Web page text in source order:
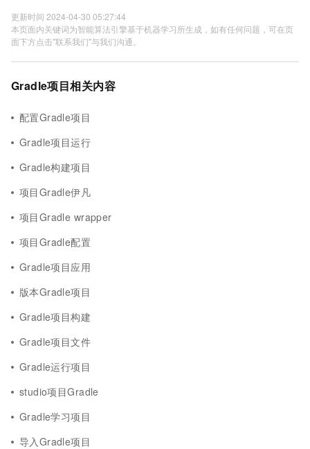
更新时间 2024-04-30 05:27:44
本页面内关键词为智能算法引擎基于机器学习所生成，如有任何问题，可在页
面下方点击"联系我们"与我们沟通。
Gradle项目相关内容
配置Gradle项目
Gradle项目运行
Gradle构建项目
项目Gradle伊凡
项目Gradle wrapper
项目Gradle配置
Gradle项目应用
版本Gradle项目
Gradle项目构建
Gradle项目文件
Gradle运行项目
studio项目Gradle
Gradle学习项目
导入Gradle项目